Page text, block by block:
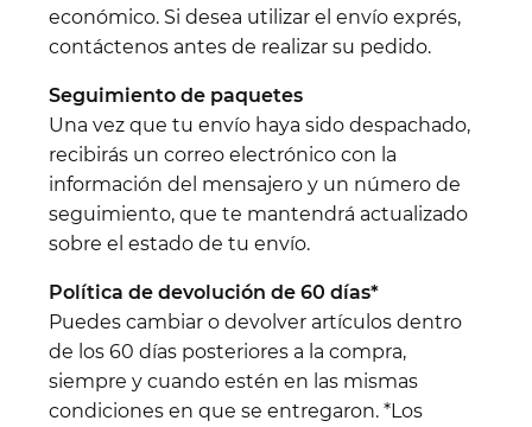
económico. Si desea utilizar el envío exprés,
contáctenos antes de realizar su pedido.
Seguimiento de paquetes
Una vez que tu envío haya sido despachado,
recibirás un correo electrónico con la
información del mensajero y un número de
seguimiento, que te mantendrá actualizado
sobre el estado de tu envío.
Política de devolución de 60 días*
Puedes cambiar o devolver artículos dentro
de los 60 días posteriores a la compra,
siempre y cuando estén en las mismas
condiciones en que se entregaron. *Los